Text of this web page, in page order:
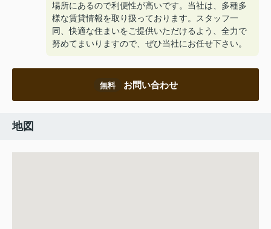
場所にあるので利便性が高いです。当社は、多種多
様な賃貸情報を取り扱っております。スタッフ一
同、快適な住まいをご提供いただけるよう、全力で
努めてまいりますので、ぜひ当社にお任せ下さい。
無料 お問い合わせ
地図